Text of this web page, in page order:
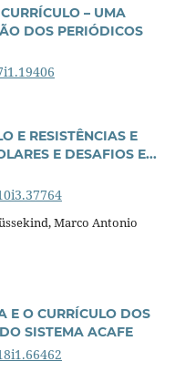
– UMA
DOS PERIÓDICOS
E RESISTÊNCIAS E
E DESAFIOS E...
Marco Antonio
E O CURRÍCULO DOS
SISTEMA ACAFE